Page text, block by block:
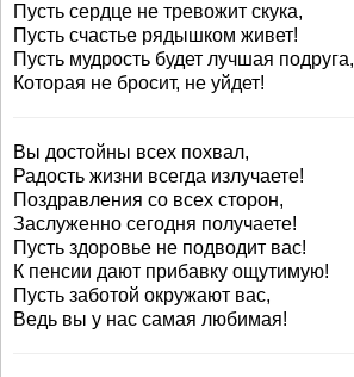
Пусть сердце не тревожит скука,
Пусть счастье рядышком живет!
Пусть мудрость будет лучшая подруга,
Которая не бросит, не уйдет!
Вы достойны всех похвал,
Радость жизни всегда излучаете!
Поздравления со всех сторон,
Заслуженно сегодня получаете!
Пусть здоровье не подводит вас!
К пенсии дают прибавку ощутимую!
Пусть заботой окружают вас,
Ведь вы у нас самая любимая!